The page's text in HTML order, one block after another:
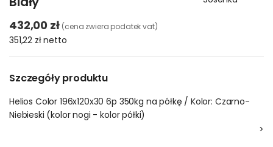
432,00 zł (cena zwiera podatek vat)
351,22 złnetto
Szczegóły produktu
Helios Color 196x120x30 6p 350kg na półkę / Kolor: Czarno-
Niebieski (kolor nogi - kolor półki)
>